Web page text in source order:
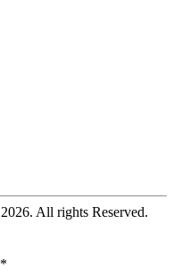
2026. All rights Reserved.
*